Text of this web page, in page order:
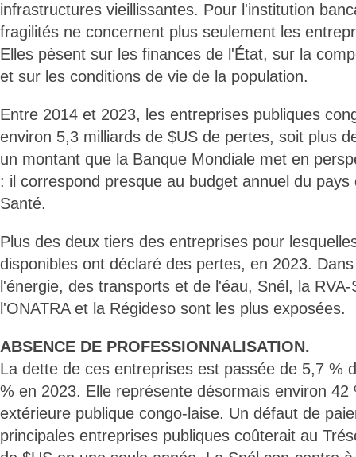
infrastructures vieillissantes. Pour l'institution
fragilités ne concernent plus seulement les
Elles pèsent sur les finances de l'État, sur la
et sur les conditions de vie de la population.
Entre 2014 et 2023, les entreprises publiques
environ 5,3 milliards de $US de pertes, soit plus
un montant que la Banque Mondiale met en
: il correspond presque au budget annuel du
Santé.
Plus des deux tiers des entreprises pour
disponibles ont déclaré des pertes, en 2023.
l'énergie, des transports et de l'éau, Snél, la
l'ONATRA et la Régideso sont les plus exposées.
ABSENCE DE PROFESSIONNALISATION.
La dette de ces entreprises est passée de 5,7 %
% en 2023. Elle représente désormais environ 42
extérieure publique congo-laise. Un défaut de
principales entreprises publiques coûterait au